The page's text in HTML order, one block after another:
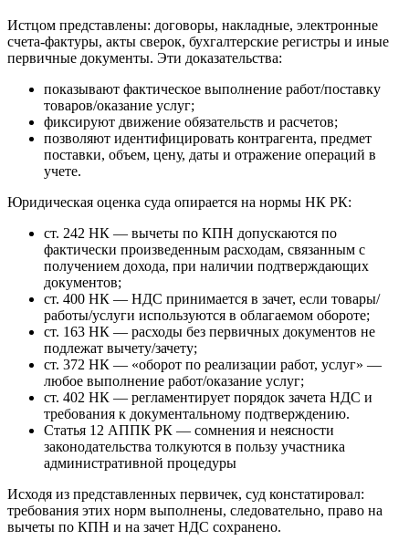
Истцом представлены: договоры, накладные, электронные
счета-фактуры, акты сверок, бухгалтерские регистры и иные
первичные документы. Эти доказательства:
показывают фактическое выполнение работ/поставку
товаров/оказание услуг;
фиксируют движение обязательств и расчетов;
позволяют идентифицировать контрагента, предмет
поставки, объем, цену, даты и отражение операций в
учете.
Юридическая оценка суда опирается на нормы НК РК:
ст. 242 НК — вычеты по КПН допускаются по
фактически произведенным расходам, связанным с
получением дохода, при наличии подтверждающих
документов;
ст. 400 НК — НДС принимается в зачет, если товары/
работы/услуги используются в облагаемом обороте;
ст. 163 НК — расходы без первичных документов не
подлежат вычету/зачету;
ст. 372 НК — «оборот по реализации работ, услуг» —
любое выполнение работ/оказание услуг;
ст. 402 НК — регламентирует порядок зачета НДС и
требования к документальному подтверждению.
Статья 12 АППК РК — сомнения и неясности
законодательства толкуются в пользу участника
административной процедуры
Исходя из представленных первичек, суд констатировал:
требования этих норм выполнены, следовательно, право на
вычеты по КПН и на зачет НДС сохранено.